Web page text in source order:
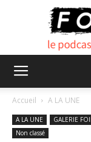
Accueil A LA UNE
A LA UNE GALERIE
Non classé